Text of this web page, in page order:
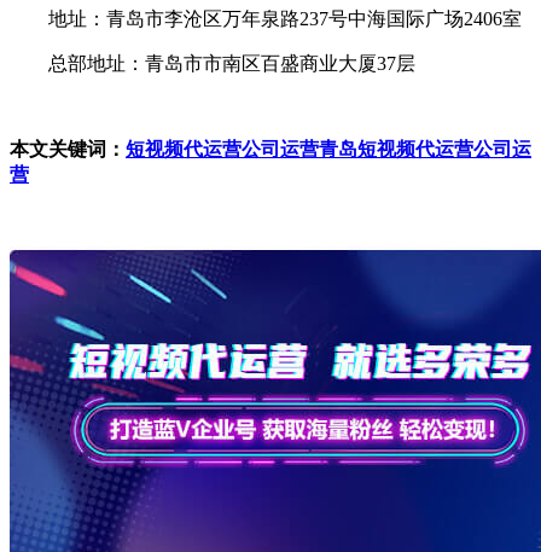
地址：青岛市李沧区万年泉路237号中海国际广场2406室
总部地址：青岛市市南区百盛商业大厦37层
本文关键词： 短视频代运营公司运营青岛短视频代运营公司运
营